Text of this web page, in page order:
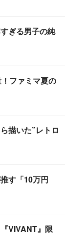
ぎる男子の純
ファミマ夏の
描いた”レトロ
す「10万円
VIVANT』限